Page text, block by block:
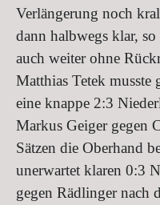
Verlängerung noch
dann halbwegs klar,
auch weiter ohne
Matthias Tetek musste
eine knappe 2:3
Markus Geiger gegen
Sätzen die Oberhand
unerwartet klaren 0:3
gegen Rädlinger nach